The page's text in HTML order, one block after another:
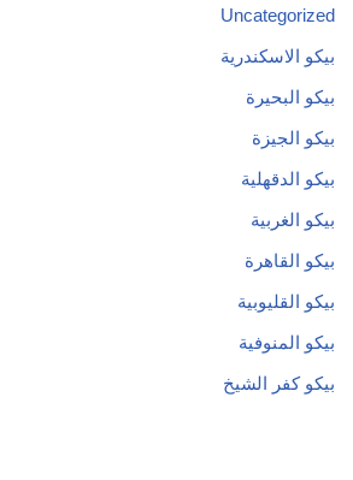
Uncategorized
بيكو الاسكندرية
بيكو البحيرة
بيكو الجيزة
بيكو الدقهلية
بيكو الغربية
بيكو القاهرة
بيكو القليوبية
بيكو المنوفية
بيكو كفر الشيخ